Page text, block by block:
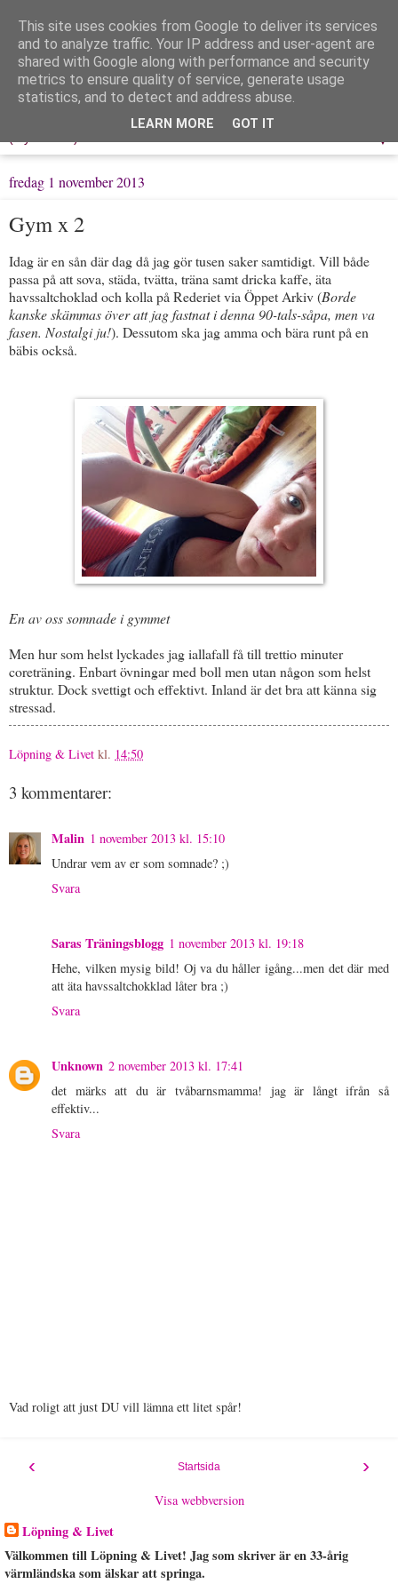
Löpning & Livet
Mitt liv, mina tankar & min träning
▼
fredag 1 november 2013
Gym x 2
Idag är en sån där dag då jag gör tusen saker samtidigt. Vill både
passa på att sova, städa, tvätta, träna samt dricka kaffe, äta
havssaltchoklad och kolla på Rederiet via Öppet Arkiv (Borde
kanske skämmas över att jag fastnat i denna 90-tals-såpa, men va
fasen. Nostalgi ju!). Dessutom ska jag amma och bära runt på en
bäbis också.
En av oss somnade i gymmet
Men hur som helst lyckades jag iallafall få till trettio minuter
coreträning. Enbart övningar med boll men utan någon som helst
struktur. Dock svettigt och effektivt. Inland är det bra att känna sig
stressad.
Löpning & Livet kl. 14:50
3 kommentarer:
Malin 1 november 2013 kl. 15:10
Undrar vem av er som somnade? ;)
Svara
Saras Träningsblogg 1 november 2013 kl. 19:18
Hehe, vilken mysig bild! Oj va du håller igång...men det där med
att äta havssaltchokklad låter bra ;)
Svara
Unknown 2 november 2013 kl. 17:41
det märks att du är tvåbarnsmamma! jag är långt ifrån så
effektiv...
Svara
Vad roligt att just DU vill lämna ett litet spår!
‹ ›
Startsida
Visa webbversion
Löpning & Livet
Välkommen till Löpning & Livet! Jag som skriver är en 33-årig
värmländska som älskar att springa.
This site uses cookies from Google to deliver its services
and to analyze traffic. Your IP address and user-agent are
shared with Google along with performance and security
metrics to ensure quality of service, generate usage
statistics, and to detect and address abuse.
LEARN MORE GOT IT